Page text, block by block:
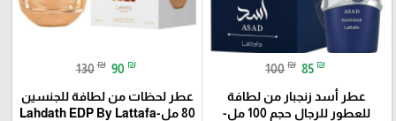
100 ₪ 85 ₪
عطر أسد زنجبار من لطافة
للعطور للرجال حجم 100 مل-
130 ₪ 90 ₪
عطر لحظات من لطافة للجنسين
80 مل-Lahdath EDP By Lattafa